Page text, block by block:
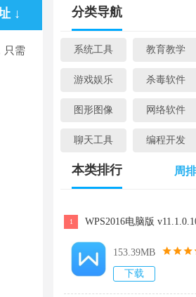
↓
只需
分类导航
系统工具 教育教学
游戏娱乐 杀毒软件
图形图像 网络软件
聊天工具 编程开发
本类排行 周
1 WPS2016电脑版
153.39MB
下载